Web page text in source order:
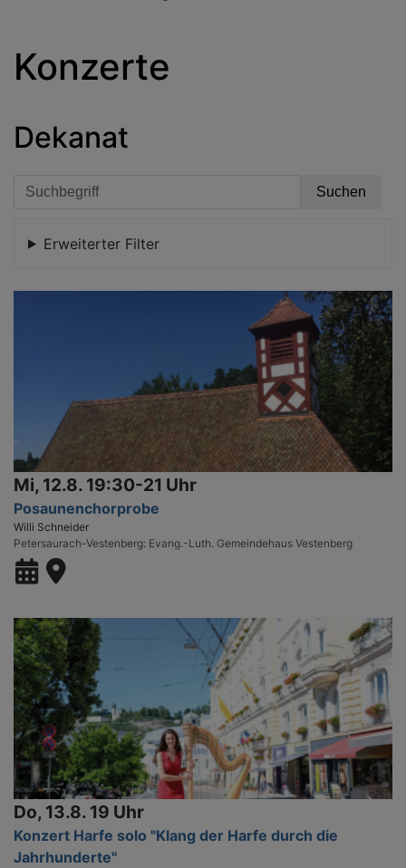
Konzerte
Dekanat
Erweiterter Filter
Mi, 12.8. 19:30-21 Uhr
Posaunenchorprobe
Willi Schneider
Petersaurach-Vestenberg Evang.-Luth. Gemeindehaus Vestenberg
Do, 13.8. 19 Uhr
Konzert Harfe solo "Klang der Harfe durch die
Jahrhunderte"